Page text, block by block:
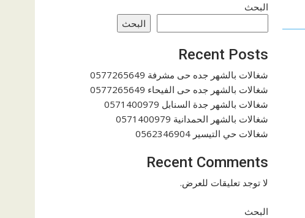
البحث
البحث
Recent Posts
شغالات بالشهر جده حى مشرفة 0577265649
شغالات بالشهر جده حى الفيحاء 0577265649
شغالات بالشهر جدة السنابل 0571400979
شغالات بالشهر الحمدانية 0571400979
شغالات حي التيسير 0562346904
Recent Comments
لا توجد تعليقات للعرض.
البحث